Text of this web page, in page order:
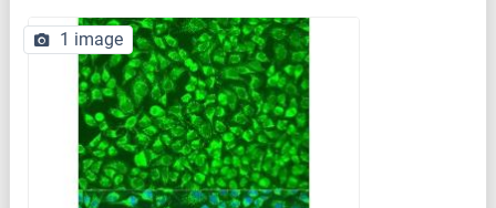
1 image